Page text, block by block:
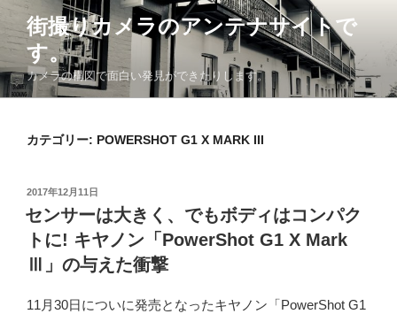
コ
ン
テ
ン
ツ
街撮りカメラのアンテナサイトで
す。
カメラの構図で面白い発見ができたりします。
カテゴリー: POWERSHOT G1 X MARK III
投
稿
日:
2017年12月11日
センサーは大きく、でもボディはコンパク
トに! キヤノン「PowerShot G1 X Mark
Ⅲ」の与えた衝撃
11月30日についに発売となったキヤノン「PowerShot G1